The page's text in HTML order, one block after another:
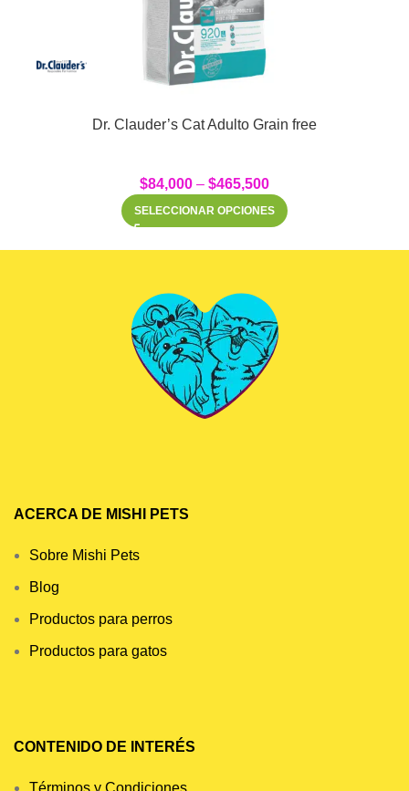
Dr. Clauder’s Cat Adulto Grain free
$84,000 – $465,500
SELECCIONAR OPCIONES
ACERCA DE MISHI PETS
Sobre Mishi Pets
Blog
Productos para perros
Productos para gatos
CONTENIDO DE INTERÉS
Términos y Condiciones